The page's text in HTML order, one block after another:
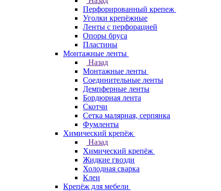
Перфорированный крепеж
Уголки крепёжные
Ленты с перфорацией
Опоры бруса
Пластины
Монтажные ленты
Назад
Монтажные ленты
Соединительные ленты
Демпферные ленты
Бордюрная лента
Скотчи
Сетка малярная, серпянка
Фумленты
Химический крепёж
Назад
Химический крепёж
Жидкие гвозди
Холодная сварка
Клеи
Крепёж для мебели